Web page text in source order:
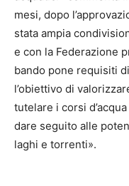
mesi, dopo
stata ampia
e con la Federazione
bando pone requisiti
l’obiettivo di
tutelare i corsi
dare seguito alle
laghi e torrenti».